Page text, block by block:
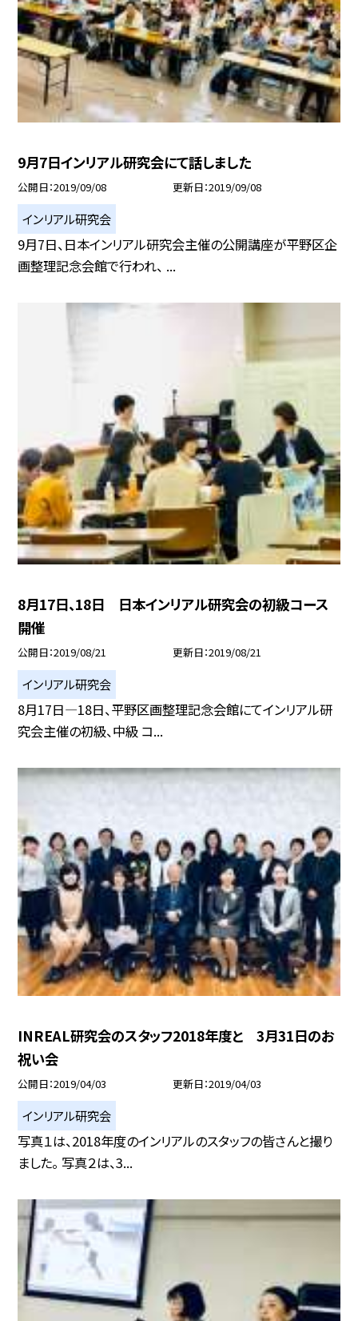
9月7日インリアル研究会にて話しました
公開日 2019/09/08 更新日 2019/09/08
インリアル研究会
9月7日、日本インリアル研究会主催の公開講座が平野区企
画整理記念会館で行われ、 ...
8月17日、18日 日本インリアル研究会の初級コース
開催
公開日 2019/08/21 更新日 2019/08/21
インリアル研究会
8月17日—18日、平野区画整理記念会館にてインリアル研
究会主催の初級、中級 コ...
INREAL研究会のスタッフ2018年度と 3月31日のお
祝い会
公開日 2019/04/03 更新日 2019/04/03
インリアル研究会
写真１は、2018年度のインリアルのスタッフの皆さんと撮り
ました。 写真２は、3...